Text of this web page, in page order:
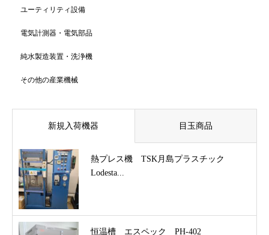
ユーティリティ設備
電気計測器・電気部品
純水製造装置・洗浄機
その他の産業機械
新規入荷機器 目玉商品
熱プレス機 TSK月島プラスチック
Lodesta...
恒温槽 エスペック PH-402